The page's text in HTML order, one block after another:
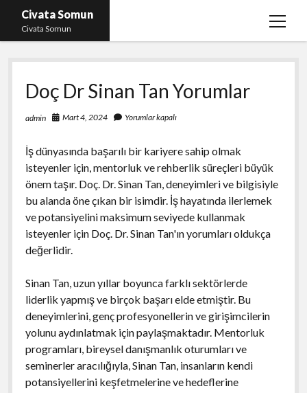
Civata Somun
Civata Somun
menüyü
Liste
Sayfa Listesi
Shorts Beğeni Kasma Parasız
Youtube Dislike Yükleme Ücretsiz
Doç Dr Sinan Tan Yorumlar
admin Mart 4, 2024 Yorumlar kapalı
İş dünyasında başarılı bir kariyere sahip olmak
isteyenler için, mentorluk ve rehberlik süreçleri büyük
önem taşır. Doç. Dr. Sinan Tan, deneyimleri ve bilgisiyle
bu alanda öne çıkan bir isimdir. İş hayatında ilerlemek
ve potansiyelini maksimum seviyede kullanmak
isteyenler için Doç. Dr. Sinan Tan'ın yorumları oldukça
değerlidir.
Sinan Tan, uzun yıllar boyunca farklı sektörlerde
liderlik yapmış ve birçok başarı elde etmiştir. Bu
deneyimlerini, genç profesyonellerin ve girişimcilerin
yolunu aydınlatmak için paylaşmaktadır. Mentorluk
programları, bireysel danışmanlık oturumları ve
seminerler aracılığıyla, Sinan Tan, insanların kendi
potansiyellerini keşfetmelerine ve hedeflerine